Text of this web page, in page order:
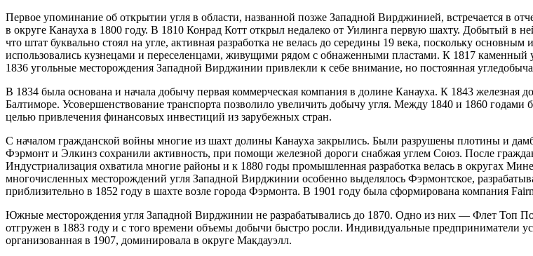
Первое упоминание об открытии угля в области, названной позже Западной Вирджинией, встречается в
в округе Канауха в 1800 году. В 1810 Конрад Котт открыл недалеко от Уилинга первую шахту. Добытый в
что штат буквально стоял на угле, активная разработка не велась до середины 19 века, поскольку
использовались кузнецами и переселенцами, живущими рядом с обнаженными пластами. К 1817 каменный
1836 угольные месторождения Западной Вирджинии привлекли к себе внимание, но постоянная угледобыча
В 1834 была основана и начала добычу первая коммерческая компания в долине Канауха. К 1843 железная
Балтиморе. Усовершенствование транспорта позволило увеличить добычу угля. Между 1840 и 1860
целью привлечения финансовых инвестиций из зарубежных стран.
С началом гражданской войны многие из шахт долины Канауха закрылись. Были разрушены плотины и
Фэрмонт и Элкинз сохранили активность, при помощи железной дороги снабжая углем Союз. После
Индустриализация охватила многие районы и к 1880 годы промышленная разработка велась в округах
многочисленных месторождений угля Западной Вирджинии особенно выделялось Фэрмонтское,
приблизительно в 1852 году в шахте возле города Фэрмонта. В 1901 году была сформирована компания
Южные месторождения угля Западной Вирджинии не разрабатывались до 1870. Одно из них — Флет Топ
отгружен в 1883 году и с того времени объемы добычи быстро росли. Индивидуальные предприниматели
организованная в 1907, доминировала в округе Макдауэлл.